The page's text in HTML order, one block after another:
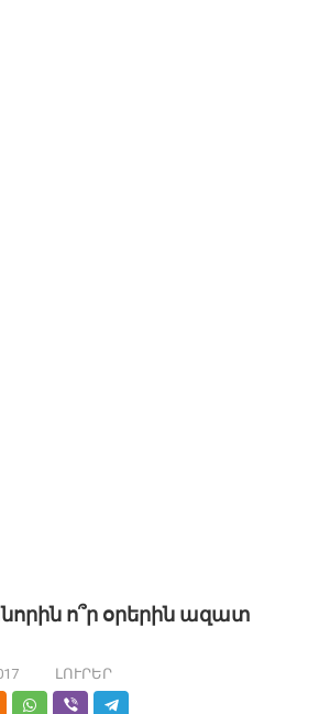
ո՞ր օրերին ազատ
ԼՈՒՐԵՐ